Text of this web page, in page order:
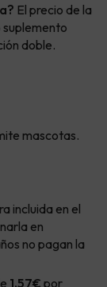
El precio de la
suplemento
doble.
mascotas.
incluida en el
en
no pagan la
1.57€ por